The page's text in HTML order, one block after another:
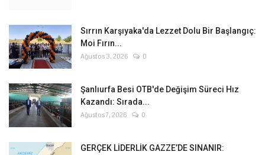
Sırrın Karşıyaka'da Lezzet Dolu Bir Başlangıç:
Moi Fırın...
Ağustos 3, 2026 0
Şanlıurfa Besi OTB'de Değişim Süreci Hız
Kazandı: Sırada...
Ağustos 7, 2026 0
GERÇEK LİDERLİK GAZZE’DE SINANIR: